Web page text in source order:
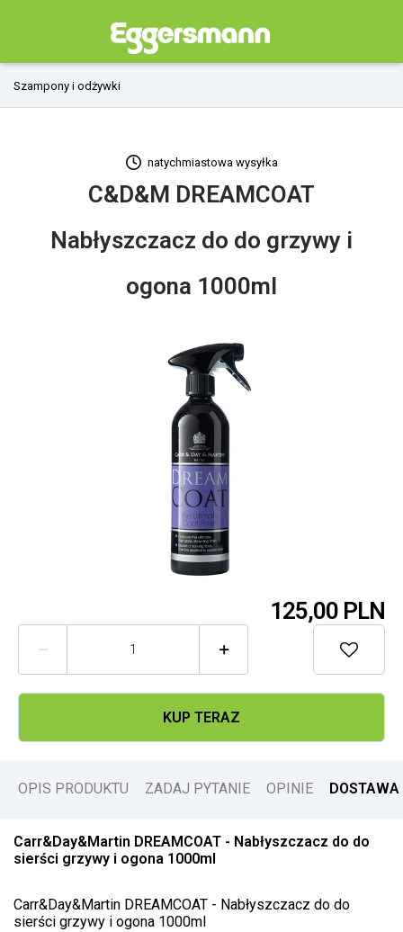
Szampony i odżywki
natychmiastowa wysyłka
C&D&M DREAMCOAT
Nabłyszczacz do do grzywy i
ogona 1000ml
125,00 PLN
 
KUP TERAZ

OPIS PRODUKTU ZADAJ PYTANIE OPINIE DOSTAWA
Carr&Day&Martin DREAMCOAT - Nabłyszczacz do do
sierści grzywy i ogona 1000ml
Carr&Day&Martin DREAMCOAT - Nabłyszczacz do do
sierści grzywy i ogona 1000ml